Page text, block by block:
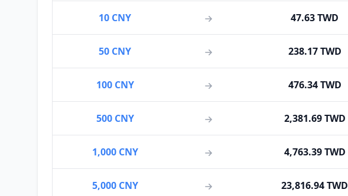
10 CNY 47.63 TWD
50 CNY 238.17 TWD
100 CNY 476.34 TWD
500 CNY 2,381.69 TWD
1,000 CNY 4,763.39 TWD
5,000 CNY 23,816.94 TWD